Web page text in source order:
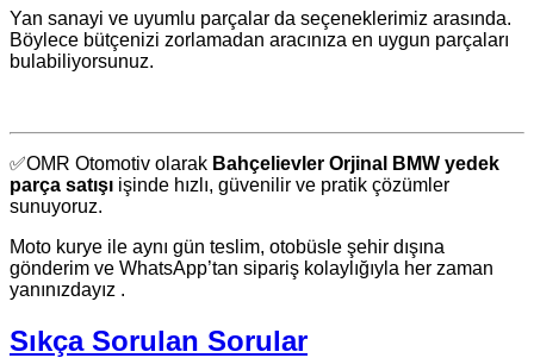
Yan sanayi ve uyumlu parçalar da seçeneklerimiz arasında.
Böylece bütçenizi zorlamadan aracınıza en uygun parçaları
bulabiliyorsunuz.
✅OMR Otomotiv olarak Bahçelievler Orjinal BMW yedek
parça satışı işinde hızlı, güvenilir ve pratik çözümler
sunuyoruz.
Moto kurye ile aynı gün teslim, otobüsle şehir dışına
gönderim ve WhatsApp’tan sipariş kolaylığıyla her zaman
yanınızdayız .
Sıkça Sorulan Sorular